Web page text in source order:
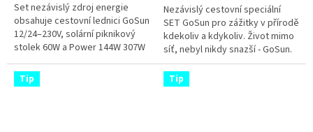
5
hvězdiček.
Set nezávislý zdroj energie
obsahuje cestovní lednici GoSun
12/24–230V, solární piknikový
stolek 60W a Power 144W 307W
For EU customers - contact us
here to order and ship...
5
hvězdiček.
Nezávislý cestovní speciální
SET GoSun pro zážitky v přírodě
kdekoliv a kdykoliv. Život mimo
síť, nebyl nikdy snazší - GoSun.
Tip Tip